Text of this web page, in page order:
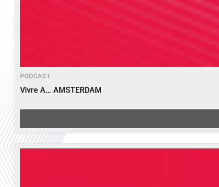
PODCAST
Vivre A… AMSTERDAM